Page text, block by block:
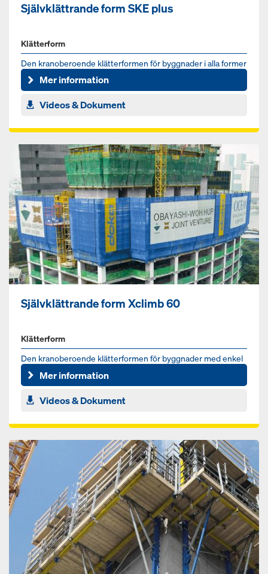
Självklättrande form SKE plus
Klätterform
Den kranoberoende klätterformen för byggnader i alla former
och höjder
Mer information
Videos & Dokument
Självklättrande form Xclimb 60
Klätterform
Den kranoberoende klätterformen för byggnader med enkel
former och alla höjder
Mer information
Videos & Dokument